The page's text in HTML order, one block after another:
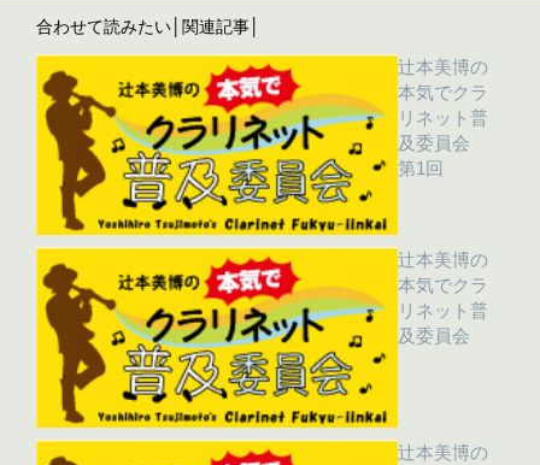
合わせて読みたい│関連記事│
辻本美博の
本気でクラ
リネット普
及委員会
第1回
辻本美博の
本気でクラ
リネット普
及委員会
辻本美博の